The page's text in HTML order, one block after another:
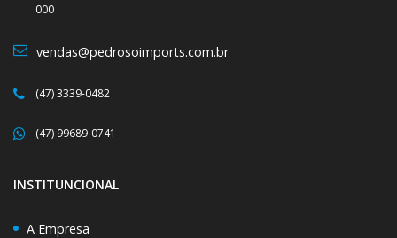
000
vendas@pedrosoimports.com.br
(47) 3339-0482
(47) 99689-0741
INSTITUNCIONAL
A Empresa